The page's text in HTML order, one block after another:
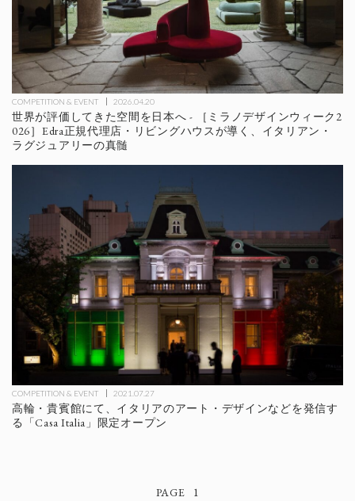
COMPETITION & EVENT 2026.04.20
世界が評価してきた空間を日本へ - ［ミラノデザインウィーク2
026］Edra正規代理店・リビングハウスが導く、イタリアン・
ラグジュアリーの真髄
COMPETITION & EVENT 2021.07.27
高輪・貴賓館にて、イタリアのアート・デザインなどを発信す
る「Casa Italia」限定オープン
1